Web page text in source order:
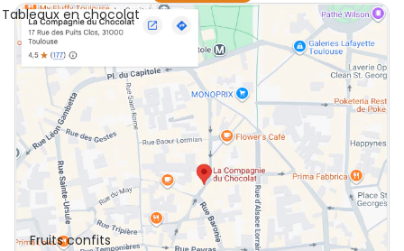
Tableaux en chocolat
Fruits confits